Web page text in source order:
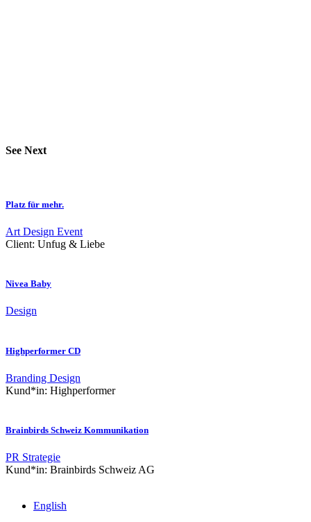
See Next
Platz für mehr.
Art Design Event
Client: Unfug & Liebe
Nivea Baby
Design
Highperformer CD
Branding Design
Kund*in: Highperformer
Brainbirds Schweiz Kommunikation
PR Strategie
Kund*in: Brainbirds Schweiz AG
English